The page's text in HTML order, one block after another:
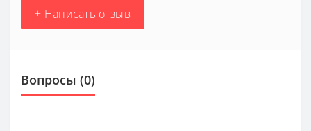
+ Написать отзыв
Вопросы (0)